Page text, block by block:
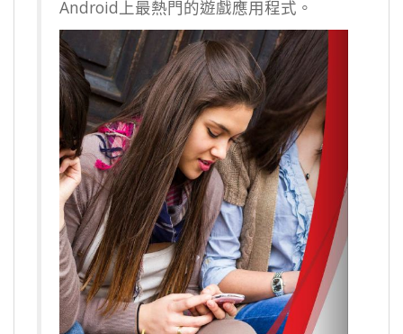
Android上最熱門的遊戲應用程式。